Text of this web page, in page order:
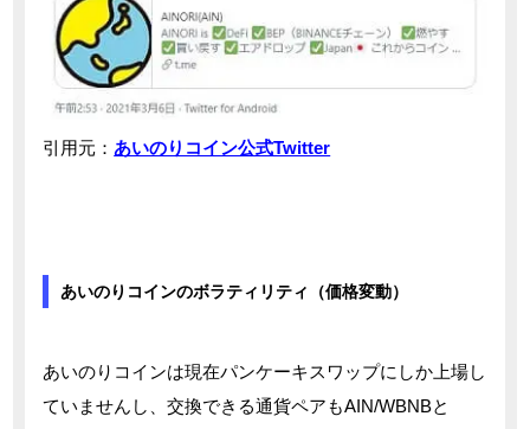
引用元： あいのりコイン公式Twitter
あいのりコインのボラティリティ（価格変動）
あいのりコインは現在パンケーキスワップにしか上場し
ていませんし、交換できる通貨ペアもAIN/WBNBと